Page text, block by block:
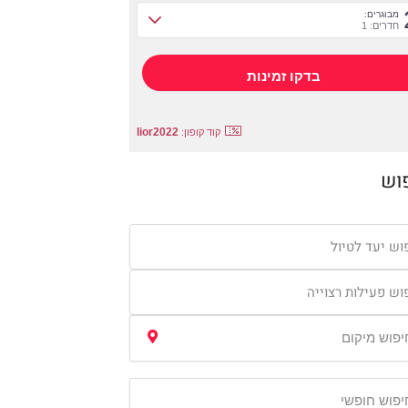
מבוגרים:
חדרים: 1
קוד קופון: lior2022
יעד לטיול
פעילות רצוייה